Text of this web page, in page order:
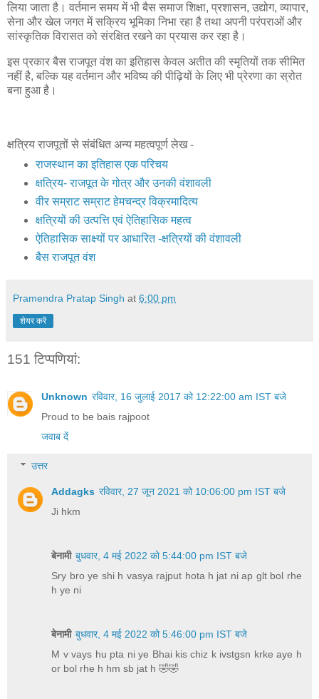
लिया जाता है। वर्तमान समय में भी बैस समाज शिक्षा, प्रशासन, उद्योग, व्यापार,
सेना और खेल जगत में सक्रिय भूमिका निभा रहा है तथा अपनी परंपराओं और
सांस्कृतिक विरासत को संरक्षित रखने का प्रयास कर रहा है।
इस प्रकार बैस राजपूत वंश का इतिहास केवल अतीत की स्मृतियों तक सीमित
नहीं है, बल्कि यह वर्तमान और भविष्य की पीढ़ियों के लिए भी प्रेरणा का स्रोत
बना हुआ है।
क्षत्रिय राजपूतों से संबंधित अन्य महत्वपूर्ण लेख -
राजस्थान का इतिहास एक परिचय
क्षत्रिय- राजपूत के गोत्र और उनकी वंशावली
वीर सम्राट सम्राट हेमचन्द्र विक्रमादित्य
क्षत्रियों की उत्पत्ति एवं ऐतिहासिक महत्व
ऐतिहासिक साक्ष्यों पर आधारित -क्षत्रियों की वंशावली
बैस राजपूत वंश
Pramendra Pratap Singh at 6:00 pm
शेयर करें
151 टिप्‍पणियां:
Unknown रविवार, 16 जुलाई 2017 को 12:22:00 am IST बजे
Proud to be bais rajpoot
जवाब दें
उत्तर
Addagks रविवार, 27 जून 2021 को 10:06:00 pm IST बजे
Ji hkm
बेनामी बुधवार, 4 मई 2022 को 5:44:00 pm IST बजे
Sry bro ye shi h vasya rajput hota h jat ni ap glt bol rhe
h ye ni
बेनामी बुधवार, 4 मई 2022 को 5:46:00 pm IST बजे
M v vays hu pta ni ye Bhai kis chiz k ivstgsn krke aye h
or bol rhe h hm sb jat h 🤣🤣